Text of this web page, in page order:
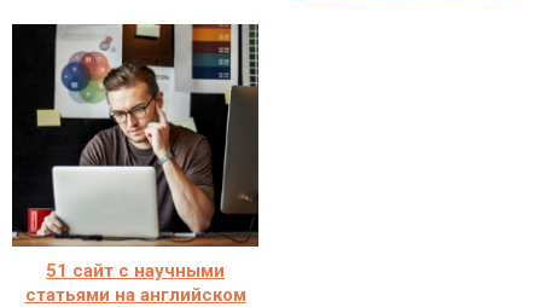
51 сайт с научными
статьями на английском